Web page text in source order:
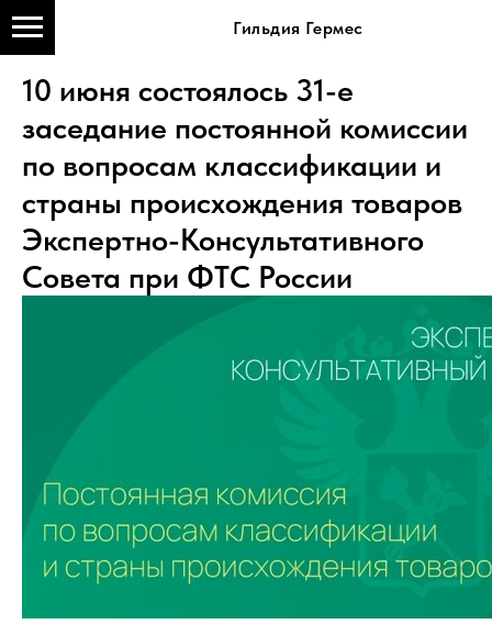
Гильдия Гермес
10 июня состоялось 31-е
заседание постоянной комиссии
по вопросам классификации и
страны происхождения товаров
Экспертно-Консультативного
Совета при ФТС России